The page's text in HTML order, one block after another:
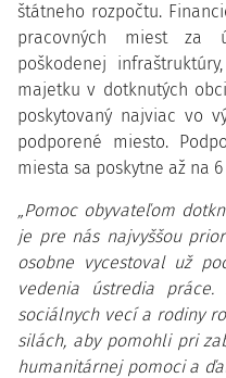
štátneho rozpočtu.
pracovných miest za
poškodenej
majetku v dotknutých
poskytovaný najviac vo
podporené miesto.
miesta sa poskytne až na
„Pomoc obyvateľom
je pre nás najvyššou
osobne vycestoval už
vedenia ústredia práce.
sociálnych vecí a rodiny
silách, aby pomohli pri
humanitárnej pomoci a